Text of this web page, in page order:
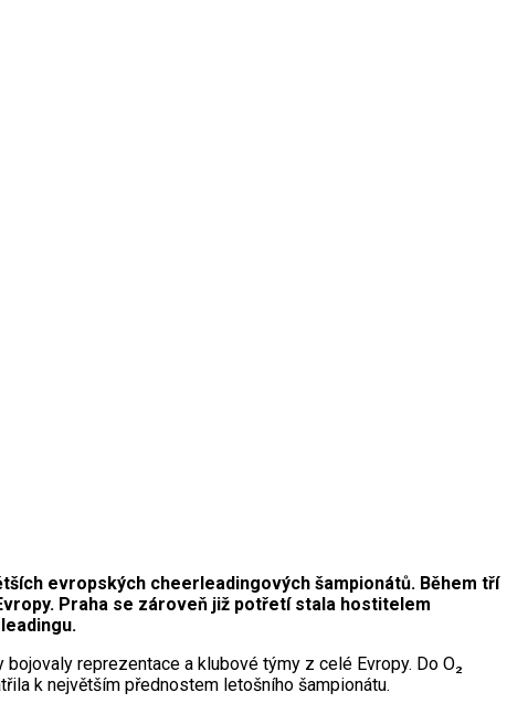
evropských cheerleadingových šampionátů. Během tří
Praha se zároveň již potřetí stala hostitelem
reprezentace a klubové týmy z celé Evropy. Do O₂
k největším přednostem letošního šampionátu.